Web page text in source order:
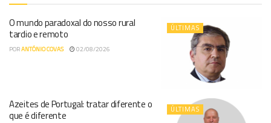
ÚLTIMAS
O mundo paradoxal do nosso rural
tardio e remoto
PORANTÓNIO COVAS 02/08/2026
ÚLTIMAS
Azeites de Portugal: tratar diferente o
que é diferente